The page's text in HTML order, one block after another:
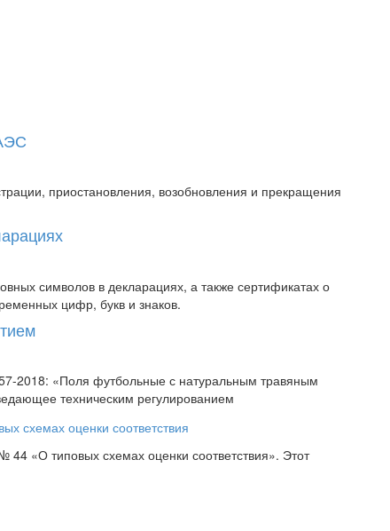
приостановления, возобновления и прекращения
символов в декларациях, а также сертификатах о
цифр, букв и знаков.
2018: «Поля футбольные с натуральным травяным
техническим регулированием
«О типовых схемах оценки соответствия». Этот